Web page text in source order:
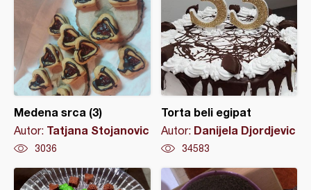
Medena srca (3)
Autor: Tatjana Stojanovic
3036
Torta beli egipat
Autor: Danijela Djordjevic
34583